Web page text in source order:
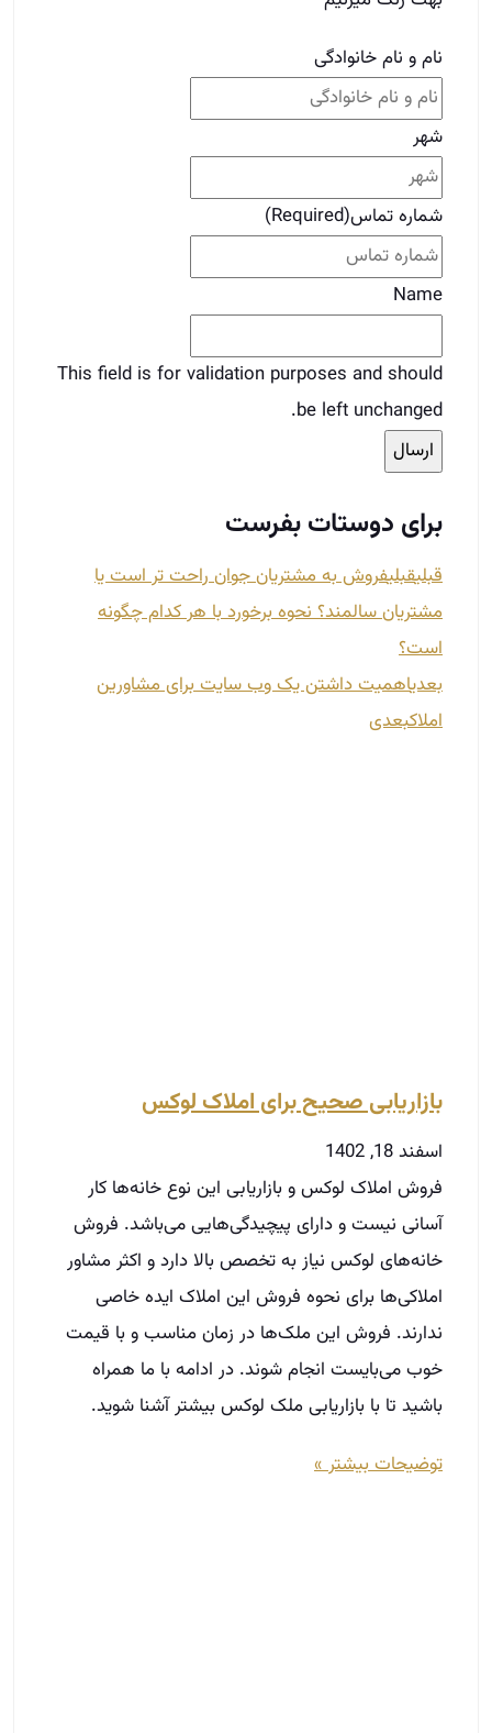
نام و نام خانوادگی
شهر
شماره تماس(Required)
Name
This field is for validation purposes and should
be left unchanged.
برای دوستات بفرست
قبلیقبلیفروش به مشتریان جوان راحت تر است یا
مشتریان سالمند؟ نحوه برخورد با هر کدام چگونه
است؟
بعدیاهمیت داشتن یک وب سایت برای مشاورین
املاکبعدی
بازاریابی صحیح برای املاک لوکس
اسفند 18, 1402
فروش املاک لوکس و بازاریابی این نوع خانه‌ها کار
آسانی نیست و دارای پیچیدگی‌هایی می‌باشد. فروش
خانه‌های لوکس نیاز به تخصص بالا دارد و اکثر مشاور
املاکی‌ها برای نحوه فروش این املاک ایده‌ خاصی
ندارند. فروش این ملک‌ها در زمان مناسب و با قیمت
خوب می‌بایست انجام شوند. در ادامه با ما همراه
باشید تا با بازاریابی ملک لوکس بیشتر آشنا شوید.
توضیحات بیشتر »